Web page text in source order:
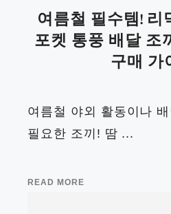
여름철 필수템! 리
포켓 통풍 배달 조
구매 가
여름철 야외 활동이나
필요한 조끼! 땀 ...
READ MORE